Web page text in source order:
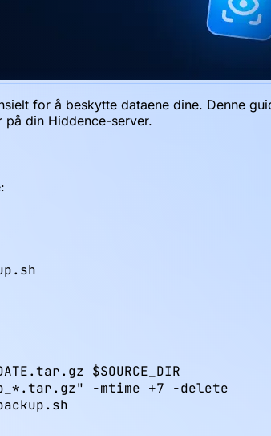
for å beskytte dataene dine. Denne
din Hiddence-server.
$SOURCE_DIR
-mtime +7 -delete